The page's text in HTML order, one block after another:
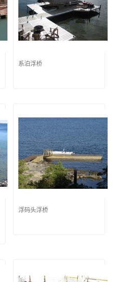
系泊浮桥
浮码头浮桥